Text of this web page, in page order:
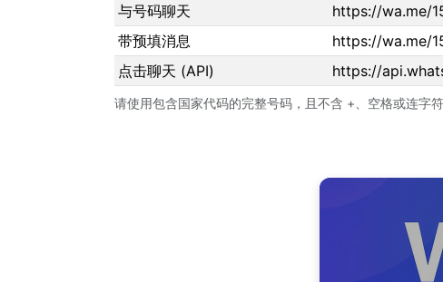
与号码聊天
https://wa.me/
带预填消息
https://wa.me/
点击聊天 (API)
https://
请使用包含国家代码的完整号码，且不含 +、空格或连字符